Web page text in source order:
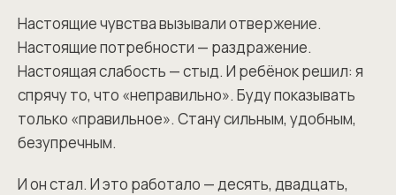
Настоящие чувства вызывали отвержение.
Настоящие потребности — раздражение.
Настоящая слабость — стыд. И ребёнок решил: я
спрячу то, что «неправильно». Буду показывать
только «правильное». Стану сильным, удобным,
безупречным.
И он стал. И это работало — десять, двадцать,